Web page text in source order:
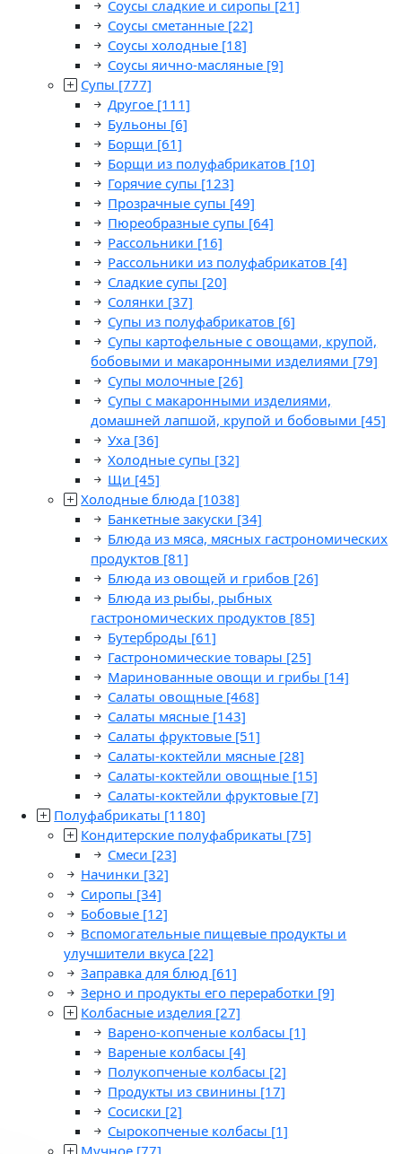
Соусы сладкие и сиропы [21]
Соусы сметанные [22]
Соусы холодные [18]
Соусы яично-масляные [9]
Супы [777]
Другое [111]
Бульоны [6]
Борщи [61]
Борщи из полуфабрикатов [10]
Горячие супы [123]
Прозрачные супы [49]
Пюреобразные супы [64]
Рассольники [16]
Рассольники из полуфабрикатов [4]
Сладкие супы [20]
Солянки [37]
Супы из полуфабрикатов [6]
Супы картофельные с овощами, крупой,
бобовыми и макаронными изделиями [79]
Супы молочные [26]
Супы с макаронными изделиями,
домашней лапшой, крупой и бобовыми [45]
Уха [36]
Холодные супы [32]
Щи [45]
Холодные блюда [1038]
Банкетные закуски [34]
Блюда из мяса, мясных гастрономических
продуктов [81]
Блюда из овощей и грибов [26]
Блюда из рыбы, рыбных
гастрономических продуктов [85]
Бутерброды [61]
Гастрономические товары [25]
Маринованные овощи и грибы [14]
Салаты овощные [468]
Салаты мясные [143]
Салаты фруктовые [51]
Салаты-коктейли мясные [28]
Салаты-коктейли овощные [15]
Салаты-коктейли фруктовые [7]
Полуфабрикаты [1180]
Кондитерские полуфабрикаты [75]
Смеси [23]
Начинки [32]
Сиропы [34]
Бобовые [12]
Вспомогательные пищевые продукты и
улучшители вкуса [22]
Заправка для блюд [61]
Зерно и продукты его переработки [9]
Колбасные изделия [27]
Варено-копченые колбасы [1]
Вареные колбасы [4]
Полукопченые колбасы [2]
Продукты из свинины [17]
Сосиски [2]
Сырокопченые колбасы [1]